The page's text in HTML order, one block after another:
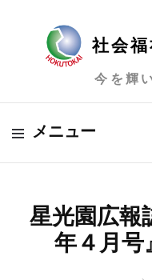
社会福
今を輝
メニュー
星光園広報
年４月号